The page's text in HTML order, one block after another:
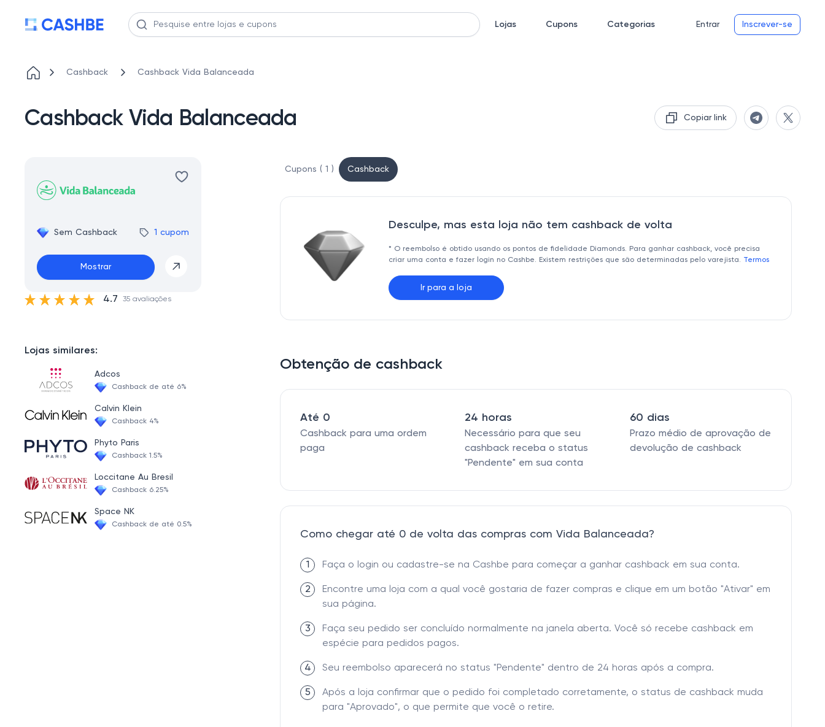
Lojas Cupons Categorias Entrar Inscrever-se
Cashback Cashback Vida Balanceada
Cashback Vida Balanceada Copiar link
Sem Cashback 1 cupom
Mostrar
4.7 35 avaliações
Lojas similares:
Adcos
Cashback de até 6%
Calvin Klein
Cashback 4%
Phyto Paris
Cashback 1.5%
Loccitane Au Bresil
Cashback 6.25%
Space NK
Cashback de até 0.5%
Cupons ( 1 ) Cashback
Desculpe, mas esta loja não tem cashback de volta
* O reembolso é obtido usando os pontos de fidelidade Diamonds. Para ganhar cashback, você precisa
criar uma conta e fazer login no Cashbe. Existem restrições que são determinadas pelo varejista. Termos
Ir para a loja
Obtenção de cashback
Até 0
Cashback para uma ordem
paga
24 horas
Necessário para que seu
cashback receba o status
"Pendente" em sua conta
60 dias
Prazo médio de aprovação de
devolução de cashback
Como chegar até 0 de volta das compras com Vida Balanceada?
1 Faça o login ou cadastre-se na Cashbe para começar a ganhar cashback em sua conta.
2
Encontre uma loja com a qual você gostaria de fazer compras e clique em um botão "Ativar" em
sua página.
3
Faça seu pedido ser concluído normalmente na janela aberta. Você só recebe cashback em
espécie para pedidos pagos.
4 Seu reembolso aparecerá no status "Pendente" dentro de 24 horas após a compra.
5
Após a loja confirmar que o pedido foi completado corretamente, o status de cashback muda
para "Aprovado", o que permite que você o retire.